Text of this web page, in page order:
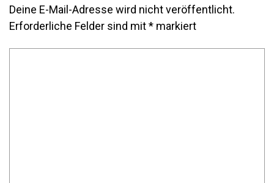
Deine E-Mail-Adresse wird nicht veröffentlicht.
Erforderliche Felder sind mit* markiert